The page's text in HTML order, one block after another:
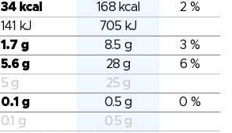
34 kcal 168 kcal
2 %
141 kJ
705 kJ
1.7 g 8.5 g
3 %
5.6 g 28 g
6 %
5 g
25 g
0.1 g 0.5 g
0 %
0.1 g
0.5 g